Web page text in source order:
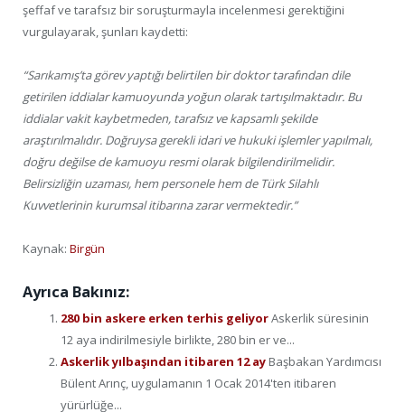
şeffaf ve tarafsız bir soruşturmayla incelenmesi gerektiğini
vurgulayarak, şunları kaydetti:
“Sarıkamış’ta görev yaptığı belirtilen bir doktor tarafından dile
getirilen iddialar kamuoyunda yoğun olarak tartışılmaktadır. Bu
iddialar vakit kaybetmeden, tarafsız ve kapsamlı şekilde
araştırılmalıdır. Doğruysa gerekli idari ve hukuki işlemler yapılmalı,
doğru değilse de kamuoyu resmi olarak bilgilendirilmelidir.
Belirsizliğin uzaması, hem personele hem de Türk Silahlı
Kuvvetlerinin kurumsal itibarına zarar vermektedir.”
Kaynak: Birgün
Ayrıca Bakınız:
280 bin askere erken terhis geliyorAskerlik süresinin
12 aya indirilmesiyle birlikte, 280 bin er ve...
Askerlik yılbaşından itibaren 12 ay Başbakan Yardımcısı
Bülent Arınç, uygulamanın 1 Ocak 2014'ten itibaren
yürürlüğe...